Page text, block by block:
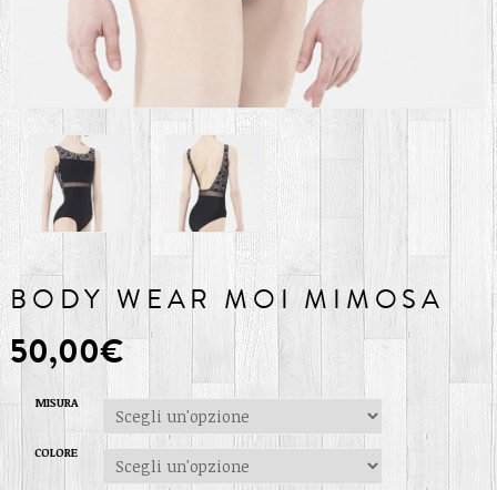
BODY WEAR MOI MIMOSA
50,00€
MISURA
COLORE